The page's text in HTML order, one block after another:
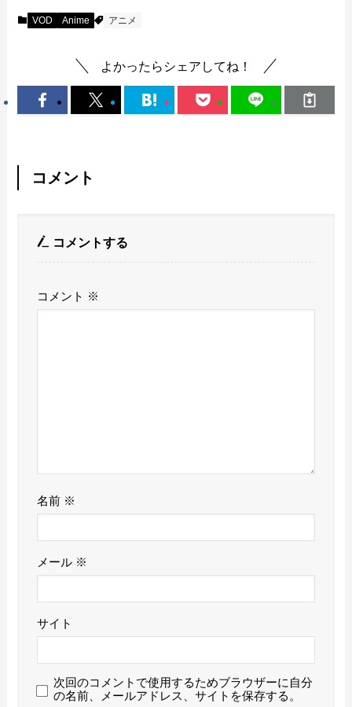
VOD Anime アニメ
よかったらシェアしてね！
コメント
コメントする
コメント ※
名前 ※
メール ※
サイト
次回のコメントで使用するためブラウザーに自分
の名前、メールアドレス、サイトを保存する。